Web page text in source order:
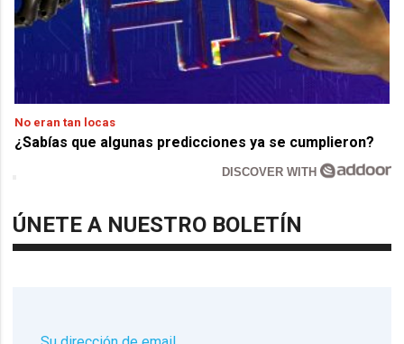
No eran tan locas
¿Sabías que algunas predicciones ya se cumplieron?
DISCOVER WITH
ÚNETE A NUESTRO BOLETÍN